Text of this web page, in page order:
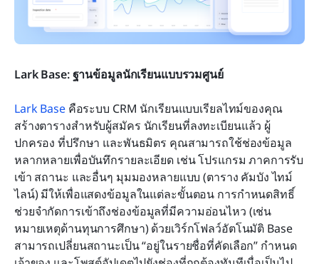
Lark Base: ฐานข้อมูลนักเรียนแบบรวมศูนย์
Lark Base คือระบบ CRM นักเรียนแบบเรียลไทม์ของคุณ
สร้างตารางสำหรับผู้สมัคร นักเรียนที่ลงทะเบียนแล้ว ผู้
ปกครอง ที่ปรึกษา และพันธมิตร คุณสามารถใช้ช่องข้อมูล
หลากหลายเพื่อบันทึกรายละเอียด เช่น โปรแกรม ภาคการรับ
เข้า สถานะ และอื่นๆ มุมมองหลายแบบ (ตาราง คัมบัง ไทม์
ไลน์) มีให้เพื่อแสดงข้อมูลในแต่ละขั้นตอน การกำหนดสิทธิ์
ช่วยจำกัดการเข้าถึงช่องข้อมูลที่มีความอ่อนไหว (เช่น
หมายเหตุด้านทุนการศึกษา) ด้วยเวิร์กโฟลว์อัตโนมัติ Base
สามารถเปลี่ยนสถานะเป็น “อยู่ในรายชื่อที่คัดเลือก” กำหนด